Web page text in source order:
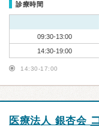
診療時間
09:30-13:00
14:30-19:00
14:30-17:00
医療法人 銀杏会